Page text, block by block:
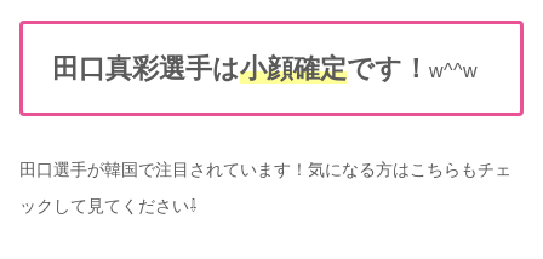
田口真彩選手は小顔確定です！ w^^w
田口選手が韓国で注目されています！気になる方はこちらもチェ
ックして見てください⇩